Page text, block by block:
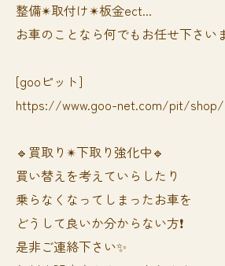
整備✴︎取付け✴︎板金ect...
お車のことなら何でもお任せ下さい
[gooピット]
https://www.goo-net.com/pit/shop/
🔹買取り✴︎下取り強化中🔹
買い替えを考えていらしたり
乗らなくなってしまったお車を
どうして良いか分からない方❗️
是非ご連絡下さい✨